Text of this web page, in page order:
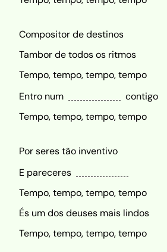
Compositor de destinos
Tambor de todos os ritmos
Tempo, tempo, tempo, tempo
Entro num
contigo
Tempo, tempo, tempo, tempo
Por seres tão inventivo
E pareceres
Tempo, tempo, tempo, tempo
És um dos deuses mais lindos
Tempo, tempo, tempo, tempo